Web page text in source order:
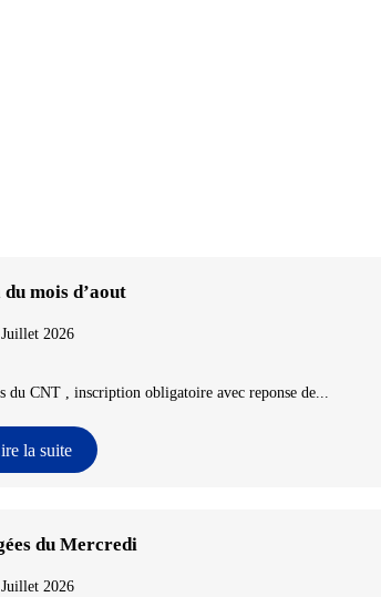
du mois d’aout
2026
du CNT , inscription obligatoire avec reponse de...
la suite
du Mercredi
2026